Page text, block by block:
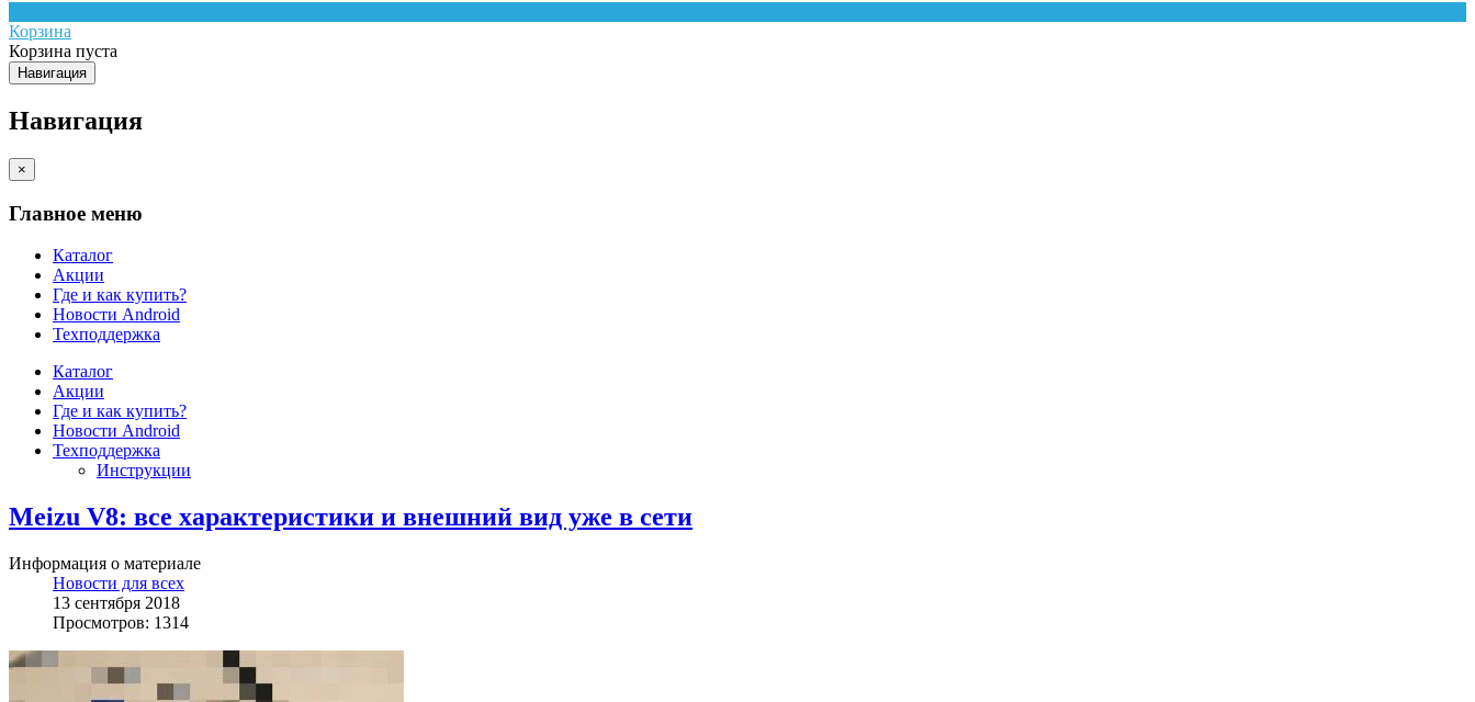
Корзина
Корзина пуста
Навигация
Навигация
×
Главное меню
Каталог
Акции
Где и как купить?
Новости Android
Техподдержка
Каталог
Акции
Где и как купить?
Новости Android
Техподдержка
Инструкции
Meizu V8: все характеристики и внешний вид уже в сети
Информация о материале
Новости для всех
13 сентября 2018
Просмотров: 1314